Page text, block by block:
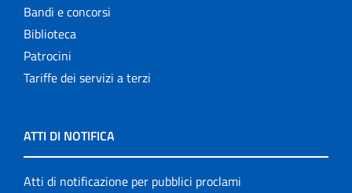
Bandi e concorsi
Biblioteca
Patrocini
Tariffe dei servizi a terzi
ATTI DI NOTIFICA
Atti di notificazione per pubblici proclami